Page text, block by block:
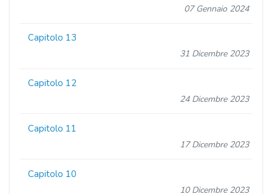
07 Gennaio 2024
Capitolo 13
31 Dicembre 2023
Capitolo 12
24 Dicembre 2023
Capitolo 11
17 Dicembre 2023
Capitolo 10
10 Dicembre 2023